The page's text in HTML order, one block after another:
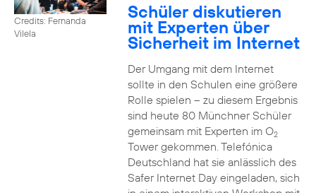
Credits: Fernanda
Vilela
Schüler diskutieren
mit Experten über
Sicherheit im Internet
Der Umgang mit dem Internet
sollte in den Schulen eine größere
Rolle spielen – zu diesem Ergebnis
sind heute 80 Münchner Schüler
gemeinsam mit Experten im O2
Tower gekommen. Telefónica
Deutschland hat sie anlässlich des
Safer Internet Day eingeladen, sich